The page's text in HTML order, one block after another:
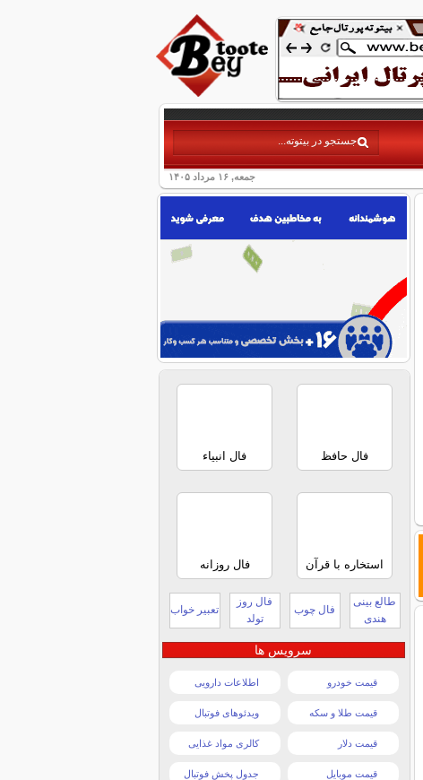
جمعه, ۱۶ مرداد ۱۴۰۵
فال حافظ فال انبیاء
استخاره با قرآن فال روزانه
طالع بینی
هندی
فال چوب
فال روز
تولد
تعبیر خواب
سرویس ها
قیمت خودرو اطلاعات دارویی
قیمت طلا و سکه ویدئوهای فوتبال
قیمت دلار کالری مواد غذایی
قیمت موبایل جدول پخش فوتبال